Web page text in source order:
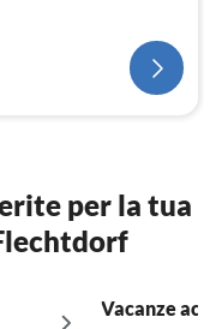
per la tua
Vacanze